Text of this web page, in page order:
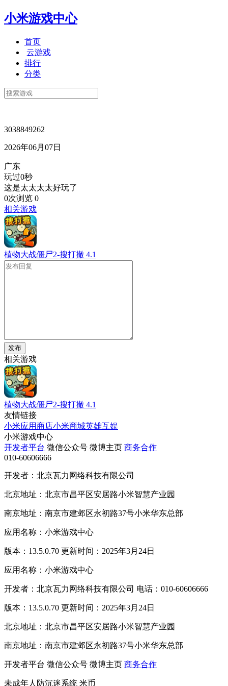
小米游戏中心
首页
云游戏
排行
分类
3038849262
2026年06月07日
广东
玩过0秒
这是太太太太好玩了
0次浏览 0
相关游戏
植物大战僵尸2-搜打撤 4.1
发布
相关游戏
植物大战僵尸2-搜打撤 4.1
友情链接
小米应用商店小米商城英雄互娱
小米游戏中心
开发者平台 微信公众号 微博主页 商务合作
010-60606666
开发者：北京瓦力网络科技有限公司
北京地址：北京市昌平区安居路小米智慧产业园
南京地址：南京市建邺区永初路37号小米华东总部
应用名称：小米游戏中心
版本：13.5.0.70 更新时间：2025年3月24日
应用名称：小米游戏中心
开发者：北京瓦力网络科技有限公司 电话：010-60606666
版本：13.5.0.70 更新时间：2025年3月24日
北京地址：北京市昌平区安居路小米智慧产业园
南京地址：南京市建邺区永初路37号小米华东总部
开发者平台 微信公众号 微博主页 商务合作
未成年人防沉迷系统 米币